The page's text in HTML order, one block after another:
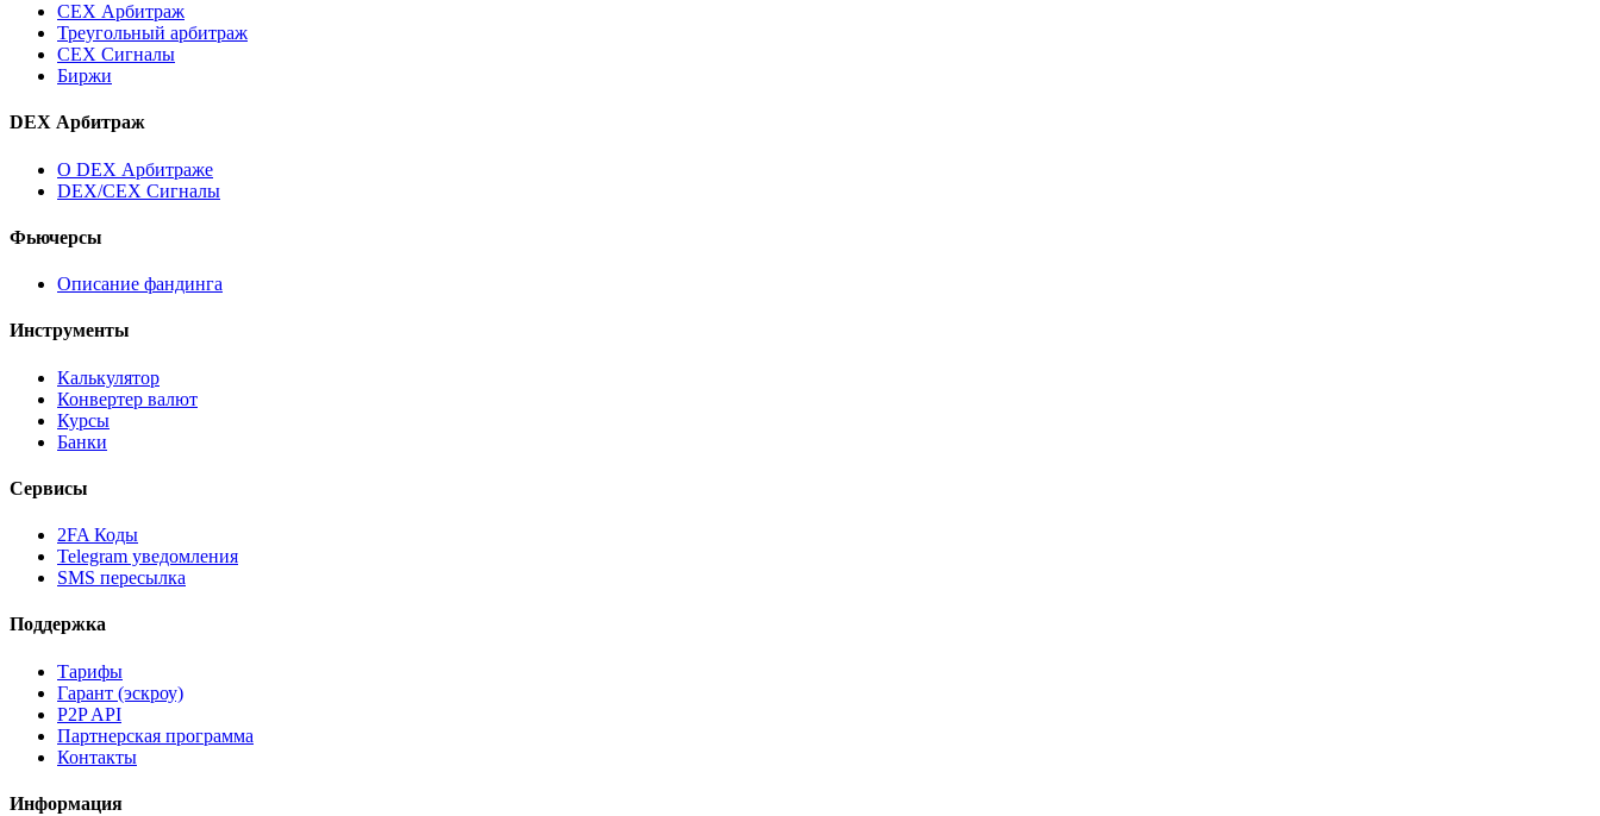
CEX Арбитраж
Треугольный арбитраж
CEX Сигналы
Биржи
DEX Арбитраж
О DEX Арбитраже
DEX/CEX Сигналы
Фьючерсы
Описание фандинга
Инструменты
Калькулятор
Конвертер валют
Курсы
Банки
Сервисы
2FA Коды
Telegram уведомления
SMS пересылка
Поддержка
Тарифы
Гарант (эскроу)
P2P API
Партнерская программа
Контакты
Информация